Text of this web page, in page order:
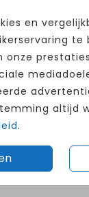
en
te
onze
altijd
.